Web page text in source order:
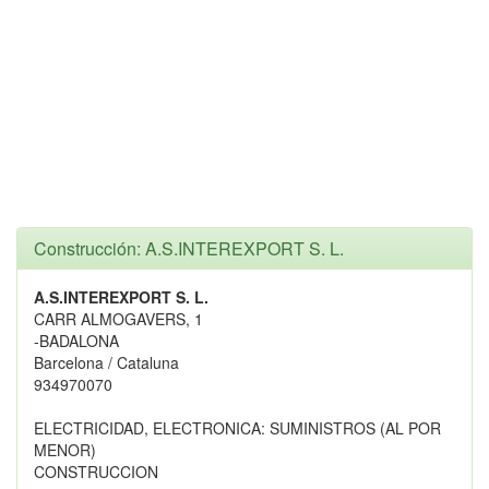
Construcción: A.S.INTEREXPORT S. L.
A.S.INTEREXPORT S. L.
CARR ALMOGAVERS, 1
-BADALONA
Barcelona / Cataluna
934970070
ELECTRICIDAD, ELECTRONICA: SUMINISTROS (AL POR
MENOR)
CONSTRUCCION